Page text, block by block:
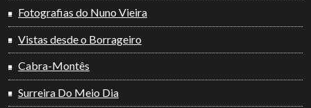
Fotografias do Nuno Vieira
Vistas desde o Borrageiro
Cabra-Montês
Surreira Do Meio Dia